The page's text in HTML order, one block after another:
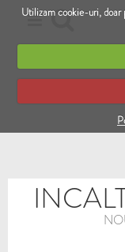
Utilizam cookie-uri, doar